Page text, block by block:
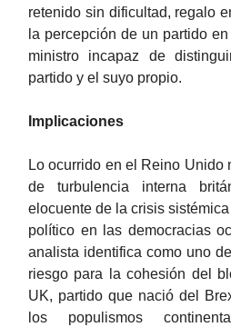
retenido sin dificultad, regalo
la percepción de un partido
ministro incapaz de
partido y el suyo propio.
Implicaciones
Lo ocurrido en el Reino Unido
de turbulencia interna
elocuente de la crisis
político en las democracias
analista identifica como uno
riesgo para la cohesión del
UK, partido que nació del
los populismos